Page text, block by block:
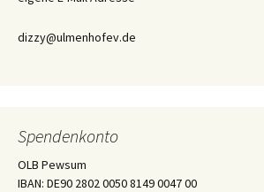
dizzy@ulmenhofev.de
Spendenkonto
OLB Pewsum
IBAN: DE90 2802 0050 8149 0047 00